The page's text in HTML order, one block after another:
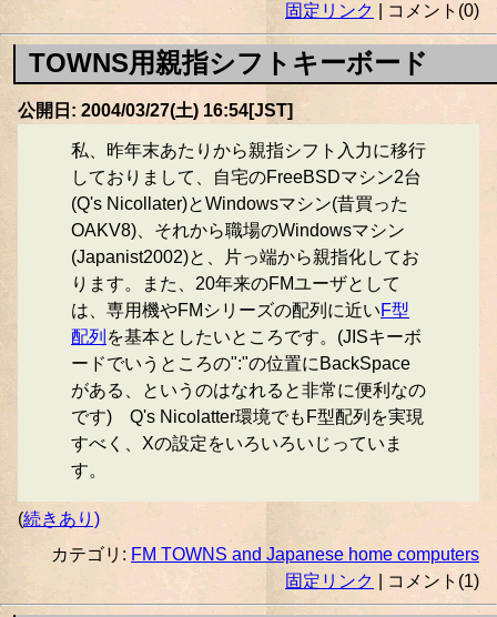
固定リンク
| コメント(0)
TOWNS用親指シフトキーボード
公開日: 2004/03/27(土) 16:54[JST]
私、昨年末あたりから親指シフト入力に移行
しておりまして、自宅のFreeBSDマシン2台
(Q's Nicollater)とWindowsマシン(昔買った
OAKV8)、それから職場のWindowsマシン
(Japanist2002)と、片っ端から親指化してお
ります。また、20年来のFMユーザとして
は、専用機やFMシリーズの配列に近いF型
配列 を基本としたいところです。(JISキーボ
ードでいうところの":"の位置にBackSpace
がある、というのはなれると非常に便利なの
です) Q's Nicolatter環境でもF型配列を実現
すべく、Xの設定をいろいろいじっていま
す。
(続きあり)
カテゴリ: FM TOWNS and Japanese home computers
固定リンク
| コメント(1)